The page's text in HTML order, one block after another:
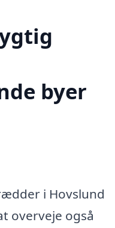
byer
i Hovslund
overveje også